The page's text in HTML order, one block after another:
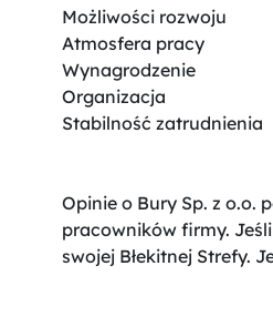
Możliwości rozwoju
Atmosfera pracy
Wynagrodzenie
Organizacja
Stabilność zatrudnienia
Opinie o Bury Sp. z o.o.
pracowników firmy.
swojej Błekitnej Strefy.